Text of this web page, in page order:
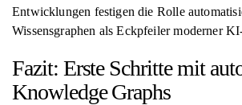
Entwicklungen festigen die Rolle
Wissensgraphen als Eckpfeiler moderner
Fazit: Erste Schritte mit
Knowledge Graphs